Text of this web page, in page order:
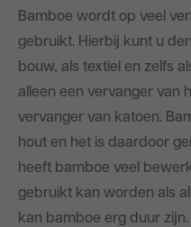
Bamboe wordt op veel
gebruikt. Hierbij kunt u
bouw, als textiel en zelfs
alleen een vervanger van
vervanger van katoen.
hout en het is daardoor
heeft bamboe veel
gebruikt kan worden als
kan bamboe erg duur zijn.